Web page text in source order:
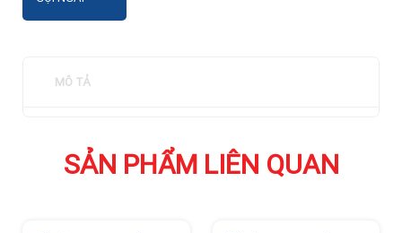
MÔ TẢ
SẢN PHẨM LIÊN QUAN